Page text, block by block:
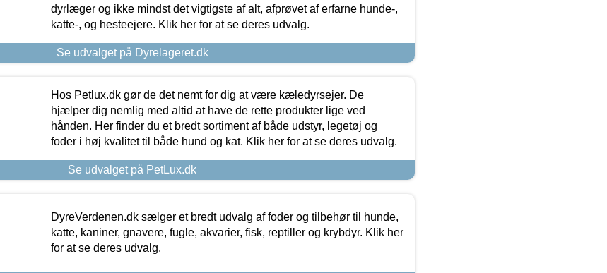
dyrlæger og ikke mindst det vigtigste af alt, afprøvet af erfarne hunde-,
katte-, og hesteejere. Klik her for at se deres udvalg.
Se udvalget på Dyrelageret.dk
Hos Petlux.dk gør de det nemt for dig at være kæledyrsejer. De
hjælper dig nemlig med altid at have de rette produkter lige ved
hånden. Her finder du et bredt sortiment af både udstyr, legetøj og
foder i høj kvalitet til både hund og kat. Klik her for at se deres udvalg.
Se udvalget på PetLux.dk
DyreVerdenen.dk sælger et bredt udvalg af foder og tilbehør til hunde,
katte, kaniner, gnavere, fugle, akvarier, fisk, reptiller og krybdyr. Klik her
for at se deres udvalg.